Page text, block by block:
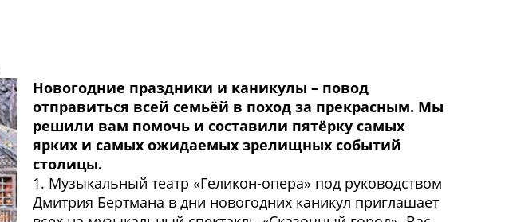
Новогодние праздники и каникулы – повод
отправиться всей семьёй в поход за прекрасным. Мы
решили вам помочь и составили пятёрку самых
ярких и самых ожидаемых зрелищных событий
столицы.
1. Музыкальный театр «Геликон-опера» под руководством
Дмитрия Бертмана в дни новогодних каникул приглашает